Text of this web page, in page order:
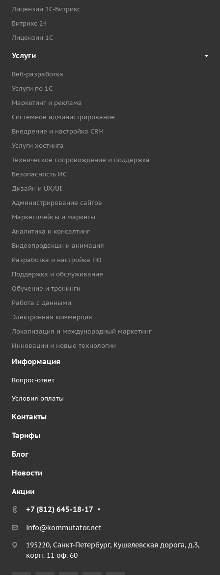
Лицензии 1С-Битрикс
Битрикс 24
Лицензии 1С
Услуги
Веб-разработка
Услуги по 1С
Маркетинг и реклама
Системное администрирование
Внедрение и настройка CRM
Услуги хостинга
Техническое сопровождение и поддержка
Безопасность ИС
Дизайн и UX/UI
Администрирование сайтов
Маркетплейсы и маркеты
Аналитика и консалтинг
Видеопродакшн и анимация
Разработка и настройка ПО
Поддержка и обслуживание
Обучение и тренинги
Работа с данными
Электронная коммерция
Локализация и международный маркетинг
Инновации и новые технологии
Информация
Вопрос-ответ
Условия оплаты
Контакты
Тарифы
Блог
Новости
Акции
+7 (812) 645-18-17
info@kommutator.net
195220, Санкт-Петербург, Кушелевская дорога, д.3,
корп. 11 оф. 60